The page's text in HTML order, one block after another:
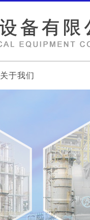
关于我们